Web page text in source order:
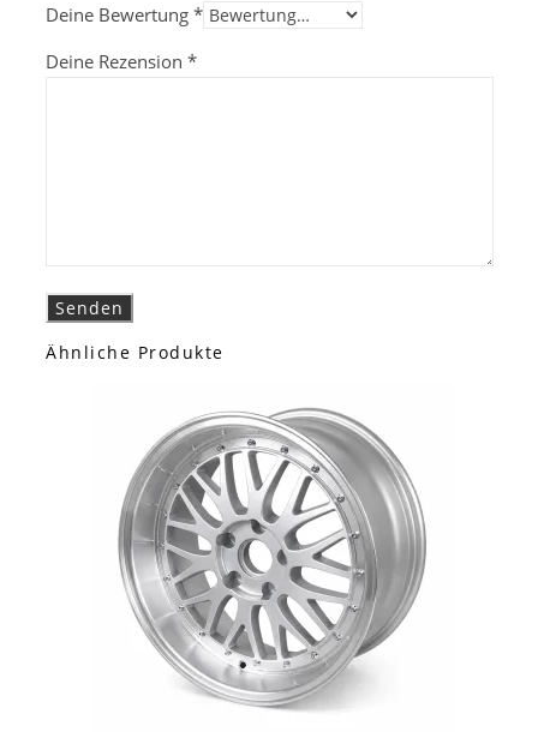
Deine Bewertung *
Deine Rezension *
Ähnliche Produkte